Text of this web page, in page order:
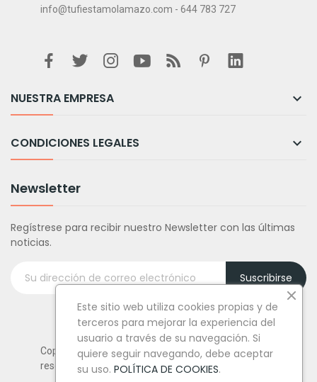
info@tufiestamolamazo.com - 644 783 727
NUESTRA EMPRESA 
CONDICIONES LEGALES 
Newsletter
Regístrese para recibir nuestro Newsletter con las últimas
noticias.
Suscribirse
Copyright © Tufiestamolamazo.com - Todos los derechos
reservados.
Este sitio web utiliza cookies propias y de
terceros para mejorar la experiencia del
usuario a través de su navegación. Si
quiere seguir navegando, debe aceptar
su uso. POLÍTICA DE COOKIES.